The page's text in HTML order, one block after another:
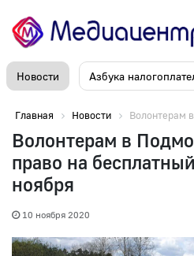
Новости Азбука
Главная Новости Волонтерам
Волонтерам в
право на
ноября
10 ноября 2020